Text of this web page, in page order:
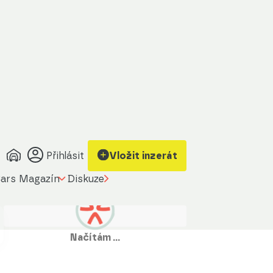
Přihlásit Vložit inzerát
Magazín Diskuze
Načítám …